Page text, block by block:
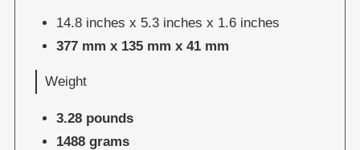
14.8 inches x 5.3 inches x 1.6 inches
377 mm x 135 mm x 41 mm
Weight
3.28 pounds
1488 grams